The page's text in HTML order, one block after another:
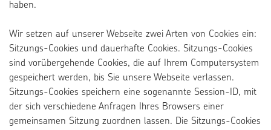
haben.
Wir setzen auf unserer Webseite zwei Arten von Cookies ein:
Sitzungs-Cookies und dauerhafte Cookies. Sitzungs-Cookies
sind vorübergehende Cookies, die auf Ihrem Computersystem
gespeichert werden, bis Sie unsere Webseite verlassen.
Sitzungs-Cookies speichern eine sogenannte Session-ID, mit
der sich verschiedene Anfragen Ihres Browsers einer
gemeinsamen Sitzung zuordnen lassen. Die Sitzungs-Cookies